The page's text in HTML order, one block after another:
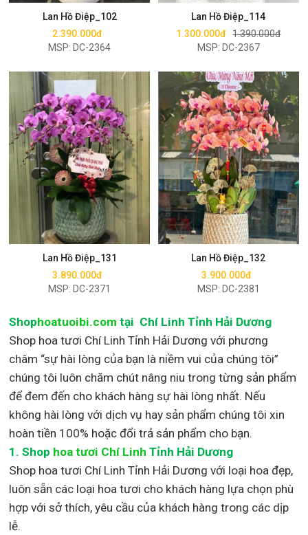
Lan Hồ Điệp_102
2.390.000đ
MSP: DC-2364
Lan Hồ Điệp_114
1.300.000đ 1.390.000đ
MSP: DC-2367
Lan Hồ Điệp_131
3.890.000đ
MSP: DC-2371
Mua ngay
Lan Hồ Điệp_132
3.900.000đ
MSP: DC-2381
Mua ngay
Shophoatuoibi.com tại Chí Linh Tỉnh Hải Dương
Shop hoa tươi Chí Linh Tỉnh Hải Dương với phương
châm “sự hài lòng của bạn là niềm vui của chúng tôi”
chúng tôi luôn chăm chút nâng niu trong từng sản phẩm
để đem đến cho khách hàng sự hài lòng nhất. Nếu
không hài lòng với dịch vụ hay sản phẩm chúng tôi xin
hoàn tiền 100% hoặc đổi trả sản phẩm cho bạn.
1.Shop hoa tươi Chí Linh Tỉnh Hải Dương
Shop hoa tươi Chí Linh Tỉnh Hải Dương với loại hoa đẹp,
luôn sẵn các loại hoa tươi cho khách hàng lựa chọn phù
hợp với sở thích, yêu cầu của khách hàng trong các dịp
lễ.